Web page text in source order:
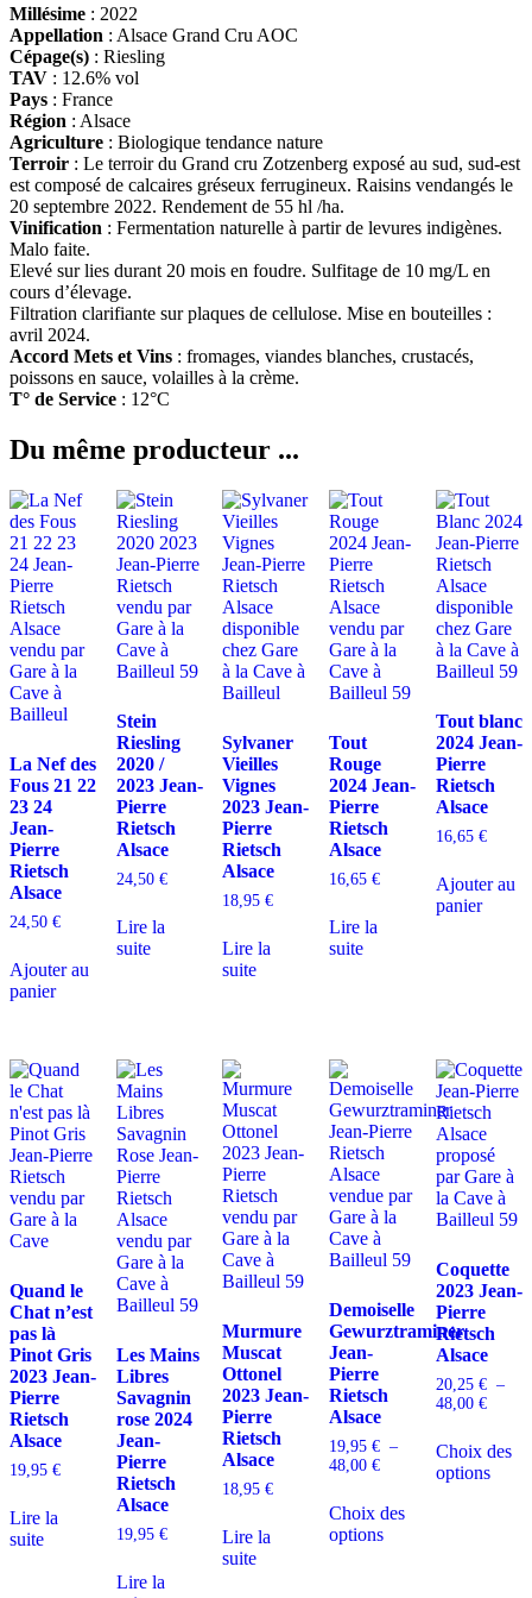
Millésime : 2022
Appellation : Alsace Grand Cru AOC
Cépage(s) : Riesling
TAV : 12.6% vol
Pays : France
Région : Alsace
Agriculture : Biologique tendance nature
Terroir : Le terroir du Grand cru Zotzenberg exposé au sud, sud-est
est composé de calcaires gréseux ferrugineux. Raisins vendangés le
20 septembre 2022. Rendement de 55 hl /ha.
Vinification : Fermentation naturelle à partir de levures indigènes.
Malo faite.
Elevé sur lies durant 20 mois en foudre. Sulfitage de 10 mg/L en
cours d’élevage.
Filtration clarifiante sur plaques de cellulose. Mise en bouteilles :
avril 2024.
Accord Mets et Vins : fromages, viandes blanches, crustacés,
poissons en sauce, volailles à la crème.
T° de Service : 12°C
Du même producteur ...
La Nef des
Fous 21 22
23 24
Jean-
Pierre
Rietsch
Alsace
24,50 €
Ajouter au
panier
Stein
Riesling
2020 /
2023 Jean-
Pierre
Rietsch
Alsace
24,50 €
Lire la
suite
Sylvaner
Vieilles
Vignes
2023 Jean-
Pierre
Rietsch
Alsace
18,95€
Lire la
suite
Tout
Rouge
2024 Jean-
Pierre
Rietsch
Alsace
16,65 €
Lire la
suite
Tout blanc
2024 Jean-
Pierre
Rietsch
Alsace
16,65 €
Ajouter au
panier
Quand le
Chat n’est
pas là
Pinot Gris
2023 Jean-
Pierre
Rietsch
Alsace
19,95 €
Lire la
suite
Les Mains
Libres
Savagnin
rose 2024
Jean-
Pierre
Rietsch
Alsace
19,95 €
Lire la
Murmure
Muscat
Ottonel
2023 Jean-
Pierre
Rietsch
Alsace
18,95€
Lire la
suite
Demoiselle
Gewurztraminer
Jean-
Pierre
Rietsch
Alsace
19,95 € –
48,00 €Plage
19,95 €
à
Choix des
options
Coquette
2023 Jean-
Pierre
Rietsch
Alsace
20,25 € –
48,00 €Plage
20,25
à
Choix des
options